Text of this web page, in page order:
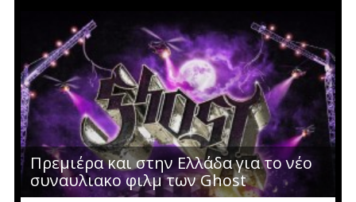
Πρεμιέρα και στην Ελλάδα για το νέο
συναυλιακο φιλμ των Ghost